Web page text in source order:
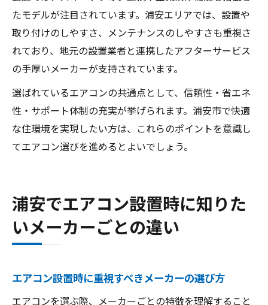
たモデルが注目されています。浦安エリアでは、設置や
取り付けのしやすさ、メンテナンスのしやすさも重視さ
れており、地元の設置業者と連携したアフターサービス
の手厚いメーカーが支持されています。
選ばれているエアコンの共通点として、信頼性・省エネ
性・サポート体制の充実が挙げられます。浦安市で快適
な住環境を実現したい方は、これらのポイントを意識し
てエアコン選びを進めるとよいでしょう。
浦安でエアコン設置時に知りた
いメーカーごとの違い
エアコン設置時に重視すべきメーカーの選び方
エアコンを選ぶ際、メーカーごとの特徴を理解すること